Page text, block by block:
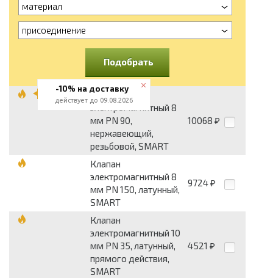
материал
присоединение
Подобрать
Клапан
электромагнитный 8
мм PN 90,
нержавеющий,
резьбовой, SMART
10068 ₽
Клапан
электромагнитный 8
мм PN 150, латунный,
SMART
9724 ₽
Клапан
электромагнитный 10
мм PN 35, латунный,
прямого действия,
SMART
4521 ₽
-10% на доставку
действует до 09.08.2026